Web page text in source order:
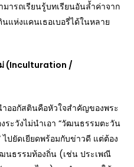
ารถเรียนรู้บทเรียนอันล้ำค่าจาก
ห่งแคนเธอเบอรี่ได้ในหลาย
ม่ (Inculturation /
ออกัสตินคือหัวใจสำคัญของพระ
ะวังไม่นำเอา “วัฒนธรรมตะวัน
ไปยัดเยียดพร้อมกับข่าวดี แต่ต้อง
นธรรมท้องถิ่น (เช่น ประเพณี